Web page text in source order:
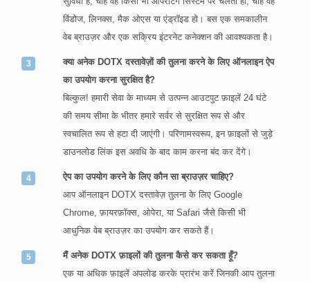
विंडोज, लिनक्स, मैक ओएस या एंड्रॉइड हो। बस एक समकालीन
वेब ब्राउज़र और एक सक्रिय इंटरनेट कनेक्शन की आवश्यकता है।
क्या अनेक DOTX दस्तावेज़ों की तुलना करने के लिए ऑनलाइन ऐप
का उपयोग करना सुरक्षित है?
बिल्कुल! हमारी सेवा के माध्यम से उत्पन्न आउटपुट फ़ाइलें 24 घंटे
की समय सीमा के भीतर हमारे सर्वर से सुरक्षित रूप से और
स्वचालित रूप से हटा दी जाएंगी। परिणामस्वरूप, इन फ़ाइलों से जुड़े
डाउनलोड लिंक इस अवधि के बाद काम करना बंद कर देंगे।
ऐप का उपयोग करने के लिए कौन सा ब्राउज़र चाहिए?
आप ऑनलाइन DOTX दस्तावेज़ तुलना के लिए Google
Chrome, फ़ायरफ़ॉक्स, ओपेरा, या Safari जैसे किसी भी
आधुनिक वेब ब्राउज़र का उपयोग कर सकते हैं।
मैं अनेक DOTX फ़ाइलों की तुलना कैसे कर सकता हूँ?
एक या अधिक फ़ाइलें अपलोड करके प्रारंभ करें जिनकी आप तुलना